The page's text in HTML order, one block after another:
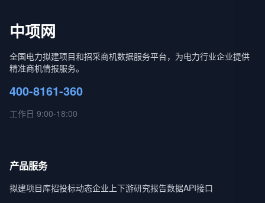
中项网
全国电力拟建项目和招采商机数据服务平台，为电力行业企业提供
精准商机情报服务。
400-8161-360
工作日 9:00-18:00
产品服务
拟建项目库招投标动态企业上下游研究报告数据API接口